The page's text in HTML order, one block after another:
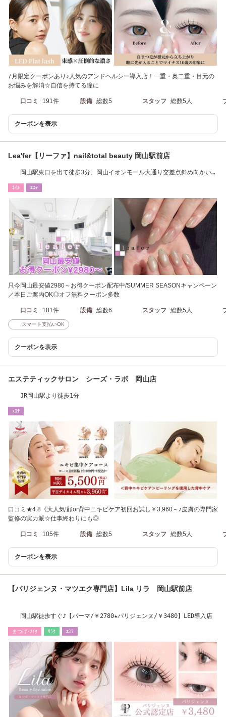
7月限定クーポンあり♪人気のアンドヘルシー導入店！一重・奥二重・目元の
お悩みを解消☆自信を持てる瞳に
口コミ 191件 設備 総数5 スタッフ 総数5人
クーポンを表示
Lea'fer【リーファ】nail&total beauty 岡山駅前店
岡山駅東口を出て徒歩3分、岡山イオンモール大通り交差点斜め向かいの
ﾈｲﾙ ｴｽﾃ
只今岡山最安値2980～お得クーポン配布中/SUMMER SEASONキャンペーン
／本日ご案内OK◎オフ無料クーポン多数
口コミ 181件 設備 総数6 スタッフ 総数5人
スマート支払いOK
クーポンを表示
エステティックサロン シーズ・ラボ 岡山店
JR岡山駅より徒歩1分
ｴｽﾃ
口コミ★4.8《大人気!顔or背中ニキビケア初回お試し￥3,960～♪皮膚の専門家
監修の実力派☆仕事終わりにも◎
口コミ 105件 設備 総数5 スタッフ 総数5人
クーポンを表示
【パリジェンヌ・マツエク専門店】Lila リラ 岡山駅前店
岡山駅徒歩すぐ♪【パーマ/￥2780★パリジェンヌ/￥3480】LED導入店
まつげ･ﾒｲｸ ﾘﾗｸ ｴｽﾃ